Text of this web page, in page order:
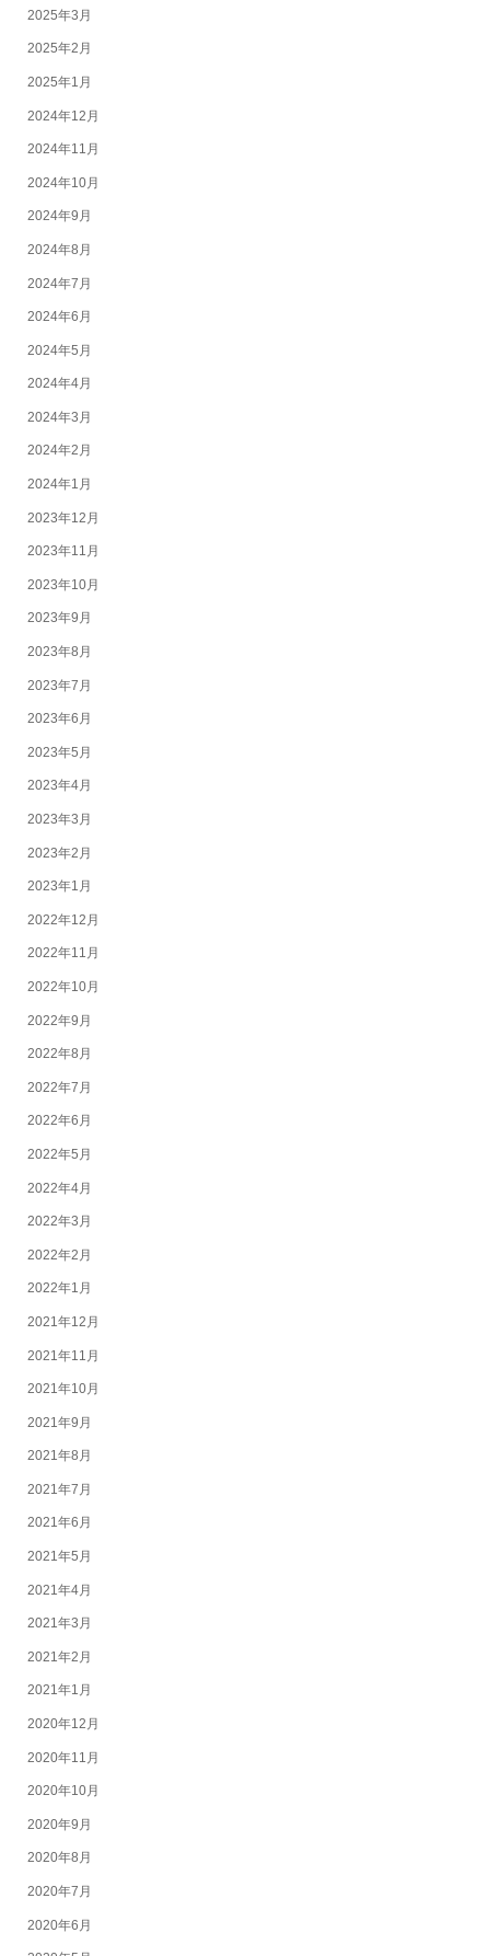
2025年3月
2025年2月
2025年1月
2024年12月
2024年11月
2024年10月
2024年9月
2024年8月
2024年7月
2024年6月
2024年5月
2024年4月
2024年3月
2024年2月
2024年1月
2023年12月
2023年11月
2023年10月
2023年9月
2023年8月
2023年7月
2023年6月
2023年5月
2023年4月
2023年3月
2023年2月
2023年1月
2022年12月
2022年11月
2022年10月
2022年9月
2022年8月
2022年7月
2022年6月
2022年5月
2022年4月
2022年3月
2022年2月
2022年1月
2021年12月
2021年11月
2021年10月
2021年9月
2021年8月
2021年7月
2021年6月
2021年5月
2021年4月
2021年3月
2021年2月
2021年1月
2020年12月
2020年11月
2020年10月
2020年9月
2020年8月
2020年7月
2020年6月